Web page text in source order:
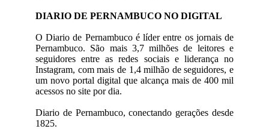
DIARIO DE PERNAMBUCO NO DIGITAL
O Diario de Pernambuco é líder entre os jornais de
Pernambuco. São mais 3,7 milhões de leitores e
seguidores entre as redes sociais e liderança no
Instagram, com mais de 1,4 milhão de seguidores, e
um novo portal digital que alcança mais de 400 mil
acessos no site por dia.
Diario de Pernambuco, conectando gerações desde
1825.